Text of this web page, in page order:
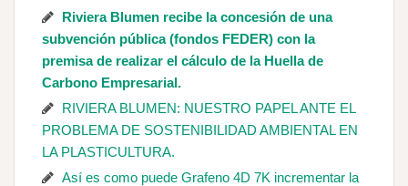
Riviera Blumen recibe la concesión de una
subvención pública (fondos FEDER) con la
premisa de realizar el cálculo de la Huella de
Carbono Empresarial.
RIVIERA BLUMEN: NUESTRO PAPEL ANTE EL
PROBLEMA DE SOSTENIBILIDAD AMBIENTAL EN
LA PLASTICULTURA.
Así es como puede Grafeno 4D 7K incrementar la